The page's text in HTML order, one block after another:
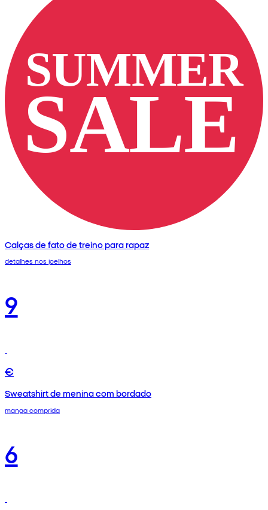
Calças de fato de treino para rapaz
detalhes nos joelhos
9
€
Sweatshirt de menina com bordado
manga comprida
6